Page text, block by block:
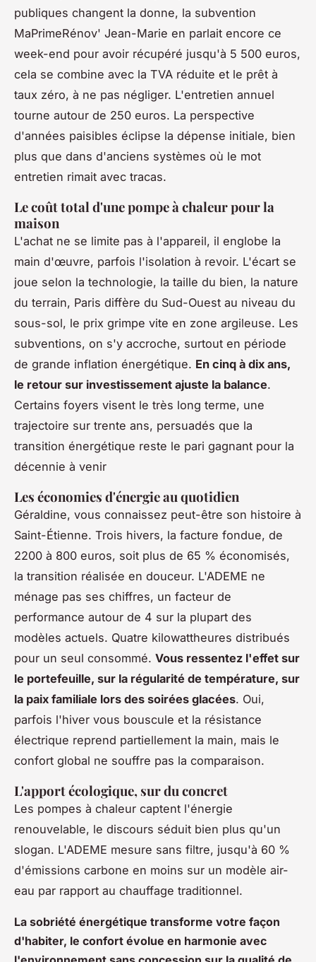
publiques changent la donne, la subvention
MaPrimeRénov' Jean-Marie en parlait encore ce
week-end pour avoir récupéré jusqu'à 5 500 euros,
cela se combine avec la TVA réduite et le prêt à
taux zéro, à ne pas négliger. L'entretien annuel
tourne autour de 250 euros. La perspective
d'années paisibles éclipse la dépense initiale, bien
plus que dans d'anciens systèmes où le mot
entretien rimait avec tracas.
Le coût total d'une pompe à chaleur pour la
maison
L'achat ne se limite pas à l'appareil, il englobe la
main d'œuvre, parfois l'isolation à revoir. L'écart se
joue selon la technologie, la taille du bien, la nature
du terrain, Paris diffère du Sud-Ouest au niveau du
sous-sol, le prix grimpe vite en zone argileuse. Les
subventions, on s'y accroche, surtout en période
de grande inflation énergétique. En cinq à dix ans,
le retour sur investissement ajuste la balance.
Certains foyers visent le très long terme, une
trajectoire sur trente ans, persuadés que la
transition énergétique reste le pari gagnant pour la
décennie à venir
Les économies d'énergie au quotidien
Géraldine, vous connaissez peut-être son histoire à
Saint-Étienne. Trois hivers, la facture fondue, de
2200 à 800 euros, soit plus de 65 % économisés,
la transition réalisée en douceur. L'ADEME ne
ménage pas ses chiffres, un facteur de
performance autour de 4 sur la plupart des
modèles actuels. Quatre kilowattheures distribués
pour un seul consommé. Vous ressentez l'effet sur
le portefeuille, sur la régularité de température, sur
la paix familiale lors des soirées glacées. Oui,
parfois l'hiver vous bouscule et la résistance
électrique reprend partiellement la main, mais le
confort global ne souffre pas la comparaison.
L'apport écologique, sur du concret
Les pompes à chaleur captent l'énergie
renouvelable, le discours séduit bien plus qu'un
slogan. L'ADEME mesure sans filtre, jusqu'à 60 %
d'émissions carbone en moins sur un modèle air-
eau par rapport au chauffage traditionnel.
La sobriété énergétique transforme votre façon
d'habiter, le confort évolue en harmonie avec